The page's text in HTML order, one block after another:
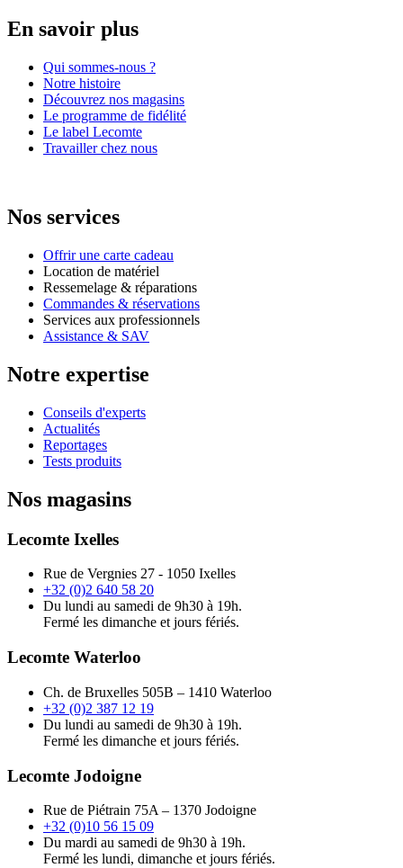
En savoir plus
Qui sommes-nous ?
Notre histoire
Découvrez nos magasins
Le programme de fidélité
Le label Lecomte
Travailler chez nous
Nos services
Offrir une carte cadeau
Location de matériel
Ressemelage & réparations
Commandes & réservations
Services aux professionnels
Assistance & SAV
Notre expertise
Conseils d'experts
Actualités
Reportages
Tests produits
Nos magasins
Lecomte Ixelles
Rue de Vergnies 27 - 1050 Ixelles
+32 (0)2 640 58 20
Du lundi au samedi de 9h30 à 19h.
Fermé les dimanche et jours fériés.
Lecomte Waterloo
Ch. de Bruxelles 505B – 1410 Waterloo
+32 (0)2 387 12 19
Du lundi au samedi de 9h30 à 19h.
Fermé les dimanche et jours fériés.
Lecomte Jodoigne
Rue de Piétrain 75A – 1370 Jodoigne
+32 (0)10 56 15 09
Du mardi au samedi de 9h30 à 19h.
Fermé les lundi, dimanche et jours fériés.